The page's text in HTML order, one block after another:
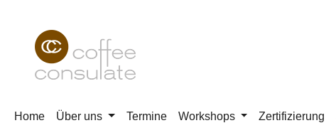
Home Über uns Termine Workshops Zertifizierung